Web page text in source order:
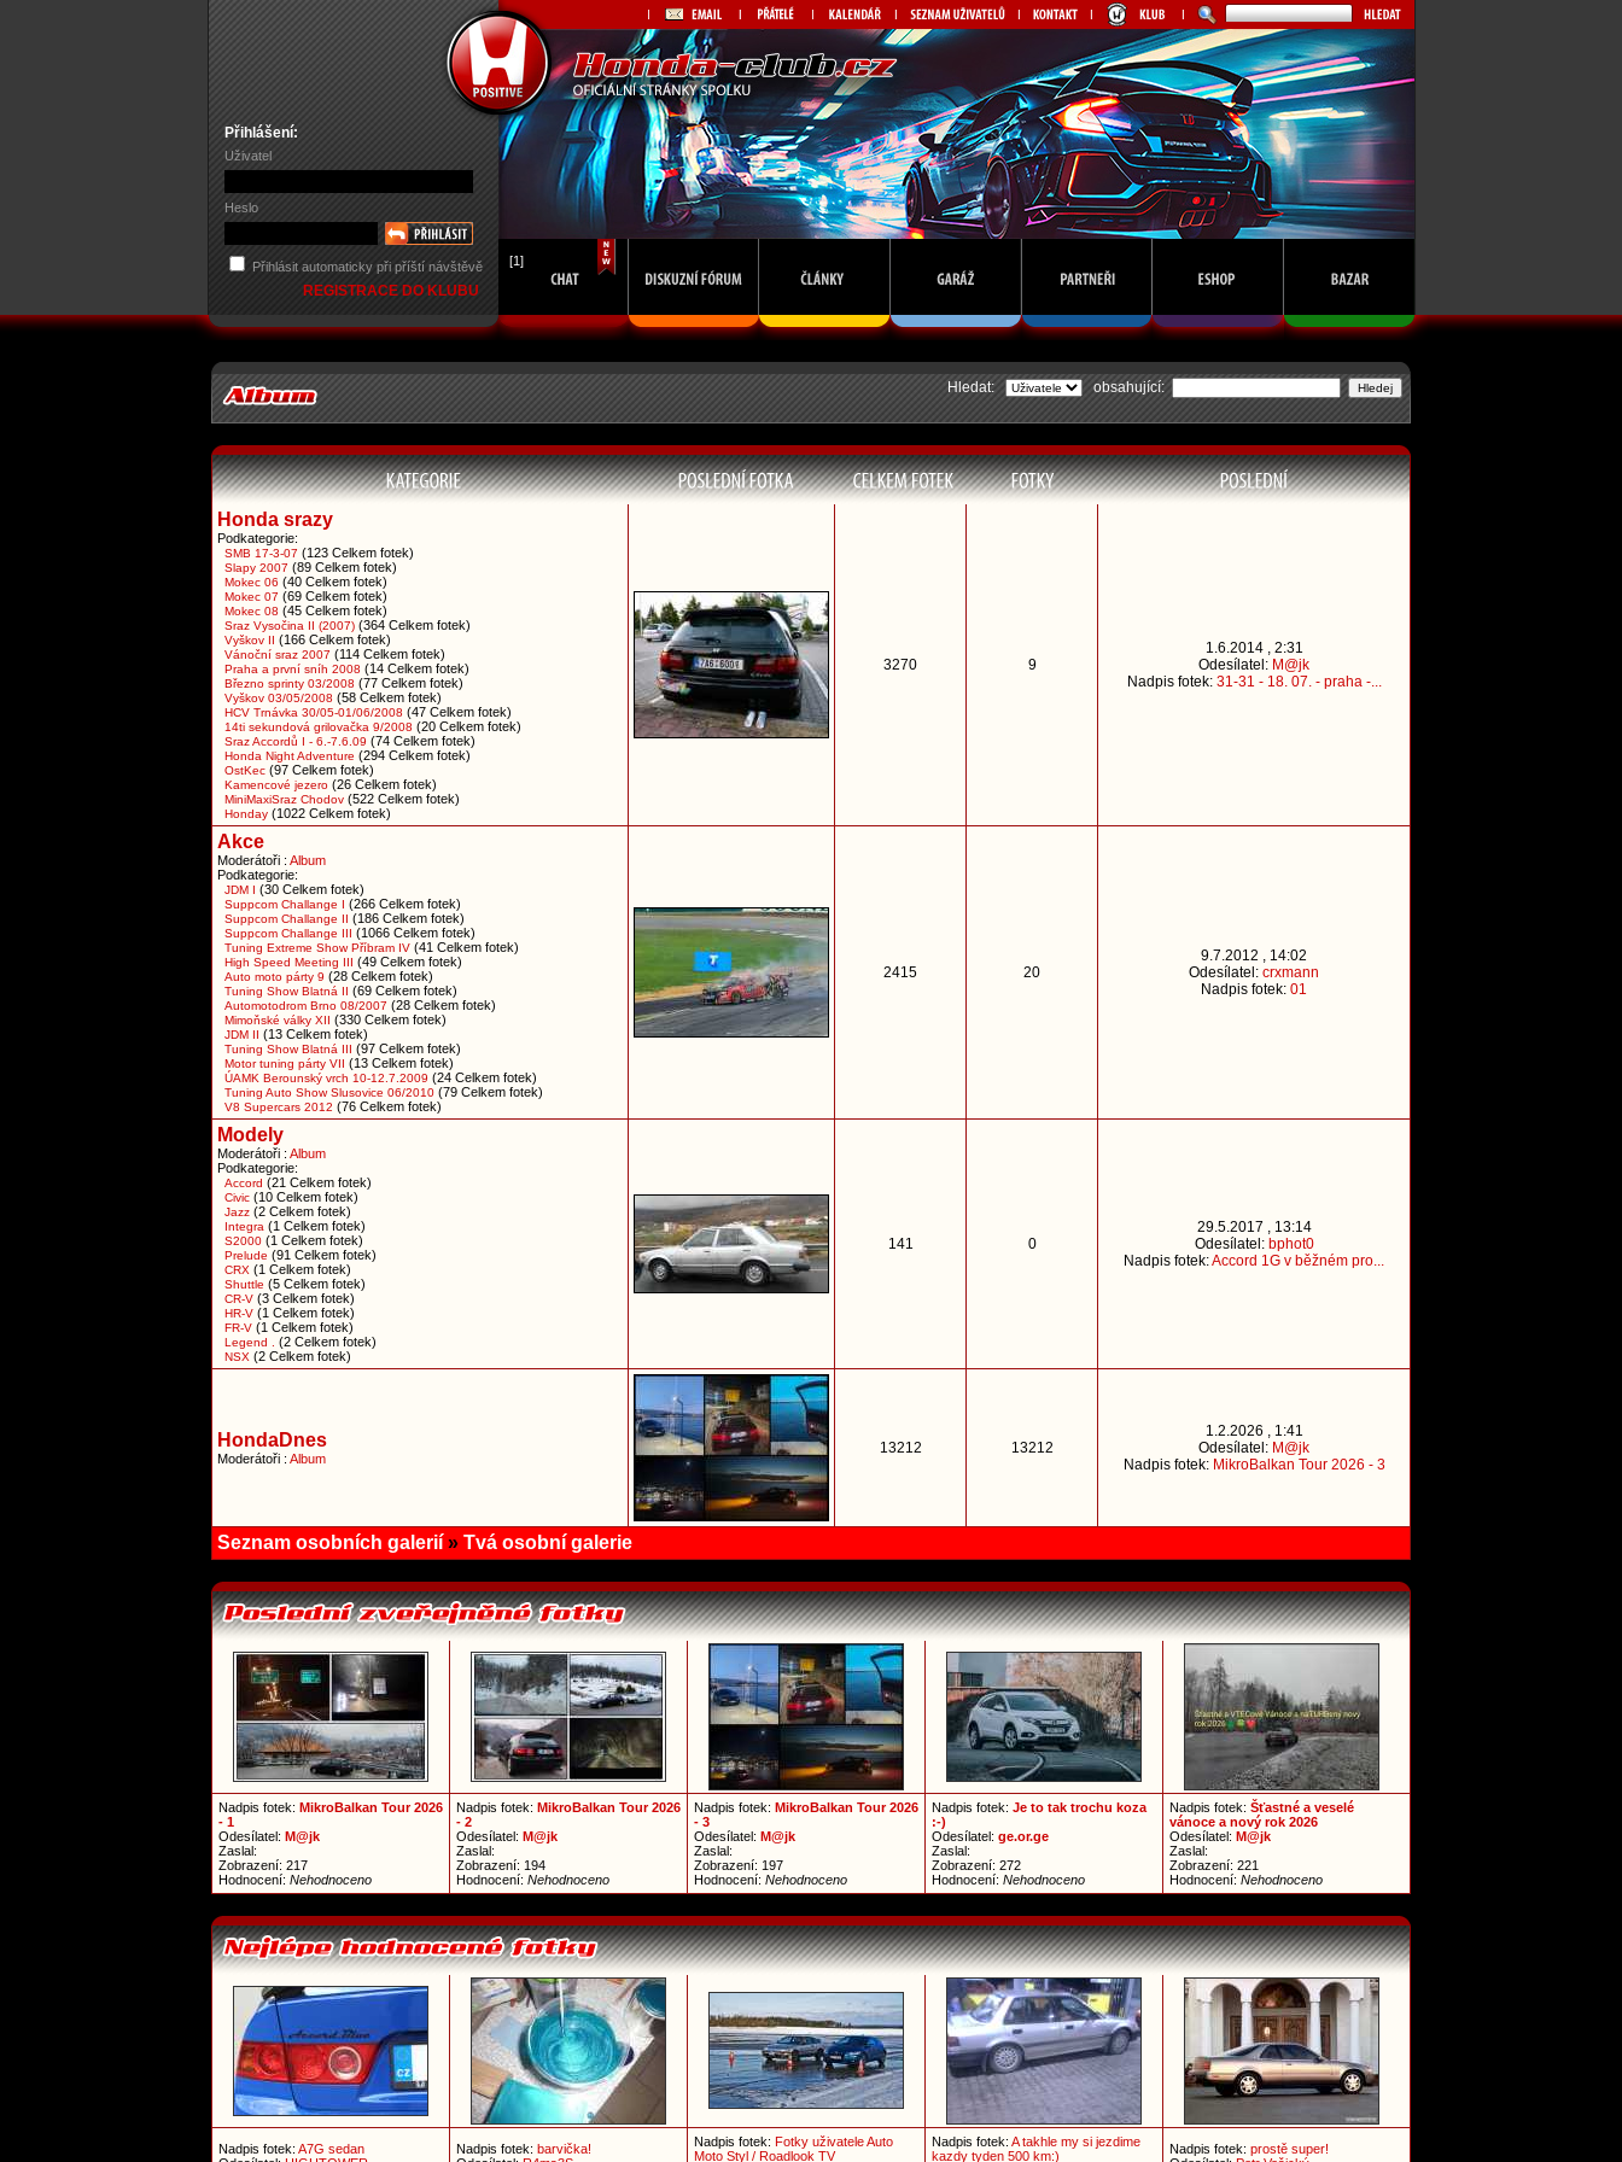
Přihlášení:
Uživatel
Heslo
Přihlásit automaticky při příští návštěvě
REGISTRACE DO KLUBU
[1]
Hledat: obsahující:
Honda srazy
Podkategorie:
SMB 17-3-07 (123 Celkem fotek)
Slapy 2007 (89 Celkem fotek)
Mokec 06 (40 Celkem fotek)
Mokec 07 (69 Celkem fotek)
Mokec 08 (45 Celkem fotek)
Sraz Vysočina II (2007) (364 Celkem fotek)
Vyškov II (166 Celkem fotek)
Vánoční sraz 2007 (114 Celkem fotek)
Praha a první sníh 2008 (14 Celkem fotek)
Březno sprinty 03/2008 (77 Celkem fotek)
Vyškov 03/05/2008 (58 Celkem fotek)
HCV Trnávka 30/05-01/06/2008 (47 Celkem fotek)
14ti sekundová grilovačka 9/2008 (20 Celkem fotek)
Sraz Accordů I - 6.-7.6.09 (74 Celkem fotek)
Honda Night Adventure (294 Celkem fotek)
OstKec (97 Celkem fotek)
Kamencové jezero (26 Celkem fotek)
MiniMaxiSraz Chodov (522 Celkem fotek)
Honday (1022 Celkem fotek)
3270 9
1.6.2014 , 2:31
Odesílatel: M@jk
Nadpis fotek: 31-31 - 18. 07. - praha -...
Akce
Moderátoři : Album
Podkategorie:
JDM I (30 Celkem fotek)
Suppcom Challange I (266 Celkem fotek)
Suppcom Challange II (186 Celkem fotek)
Suppcom Challange III (1066 Celkem fotek)
Tuning Extreme Show Příbram IV (41 Celkem fotek)
High Speed Meeting III (49 Celkem fotek)
Auto moto párty 9 (28 Celkem fotek)
Tuning Show Blatná II (69 Celkem fotek)
Automotodrom Brno 08/2007 (28 Celkem fotek)
Mimoňské války XII (330 Celkem fotek)
JDM II (13 Celkem fotek)
Tuning Show Blatná III (97 Celkem fotek)
Motor tuning párty VII (13 Celkem fotek)
ÚAMK Berounský vrch 10-12.7.2009 (24 Celkem fotek)
Tuning Auto Show Slusovice 06/2010 (79 Celkem fotek)
V8 Supercars 2012 (76 Celkem fotek)
2415 20
9.7.2012 , 14:02
Odesílatel: crxmann
Nadpis fotek: 01
Modely
Moderátoři : Album
Podkategorie:
Accord (21 Celkem fotek)
Civic (10 Celkem fotek)
Jazz (2 Celkem fotek)
Integra (1 Celkem fotek)
S2000 (1 Celkem fotek)
Prelude (91 Celkem fotek)
CRX (1 Celkem fotek)
Shuttle (5 Celkem fotek)
CR-V (3 Celkem fotek)
HR-V (1 Celkem fotek)
FR-V (1 Celkem fotek)
Legend . (2 Celkem fotek)
NSX (2 Celkem fotek)
141 0
29.5.2017 , 13:14
Odesílatel: bphot0
Nadpis fotek:Accord 1G v běžném pro...
HondaDnes
Moderátoři : Album
13212 13212
1.2.2026 , 1:41
Odesílatel: M@jk
Nadpis fotek: MikroBalkan Tour 2026 - 3
Seznam osobních galerií » Tvá osobní galerie
Nadpis fotek: MikroBalkan Tour 2026
- 1
Odesílatel: M@jk
Zaslal:
Zobrazení: 217
Hodnocení: Nehodnoceno
Nadpis fotek: MikroBalkan Tour 2026
- 2
Odesílatel: M@jk
Zaslal:
Zobrazení: 194
Hodnocení: Nehodnoceno
Nadpis fotek: MikroBalkan Tour 2026
- 3
Odesílatel: M@jk
Zaslal:
Zobrazení: 197
Hodnocení: Nehodnoceno
Nadpis fotek: Je to tak trochu koza
:-)
Odesílatel: ge.or.ge
Zaslal:
Zobrazení: 272
Hodnocení: Nehodnoceno
Nadpis fotek: Šťastné a veselé
vánoce a nový rok 2026
Odesílatel: M@jk
Zaslal:
Zobrazení: 221
Hodnocení: Nehodnoceno
Nadpis fotek: A7G sedan
Nadpis fotek: barvička!
Nadpis fotek: Fotky uživatele Auto
Moto Styl / Roadlook TV
Nadpis fotek: A takhle my si jezdime
kazdy tyden 500 km:)
Nadpis fotek: prostě super!